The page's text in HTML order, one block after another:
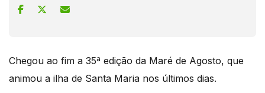
Chegou ao fim a 35ª edição da Maré de Agosto, que
animou a ilha de Santa Maria nos últimos dias.